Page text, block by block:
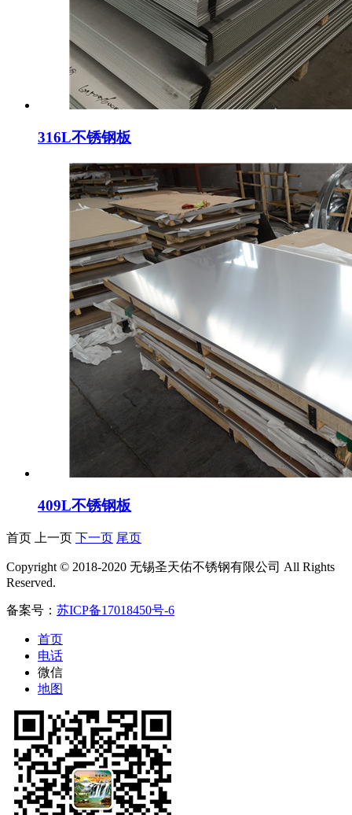
316L不锈钢板
409L不锈钢板
首页 上一页 下一页 尾页
Copyright © 2018-2020 无锡圣天佑不锈钢有限公司 All Rights
Reserved.
备案号： 苏ICP备17018450号-6
首页
电话
微信
地图